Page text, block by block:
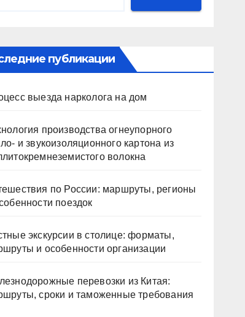
публикации
выезда нарколога на дом
производства огнеупорного
и звукоизоляционного картона из
волокна
по России: маршруты, регионы
поездок
экскурсии в столице: форматы,
и особенности организации
перевозки из Китая:
сроки и таможенные требования